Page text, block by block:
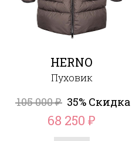
HERNO
Пуховик
105 000₽ 35% Скидка
68 250₽